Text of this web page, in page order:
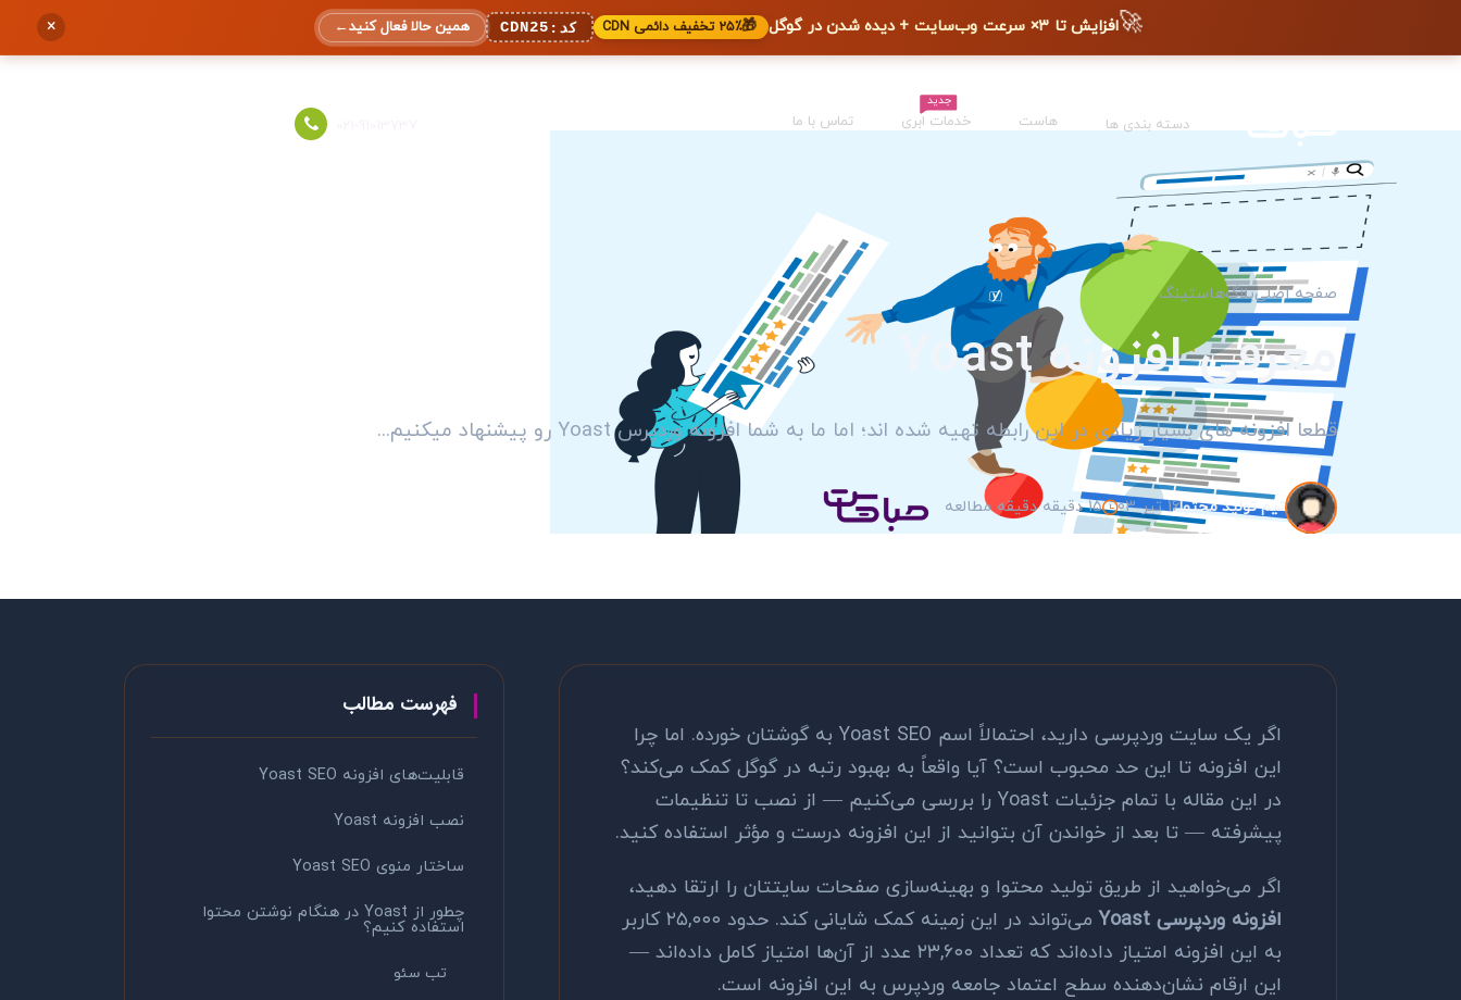
🚀افزایش تا ۳× سرعت وب‌سایت + دیده شدن در گوگل 🎁۲۵٪ تخفیف دائمی CDN کد: CDN25 همین حالا فعال کنید←
×
دسته بندی ها هاست
جدید
خدمات ابری تماس با ما
صفحه اصلیبلاگهاستینگ
معرفی افزونه Yoast
قطعا افزونه های بسیار زیادی در این رابطه تهیه شده اند؛ اما ما به شما افزونه وردپرس Yoast رو پیشنهاد میکنیم...
تیم تولید محتوا16 تیر 03 15 دقیقه دقیقه مطالعه
اگر یک سایت وردپرسی دارید، احتمالاً اسم Yoast SEO به گوشتان خورده. اما چرا
این افزونه تا این حد محبوب است؟ آیا واقعاً به بهبود رتبه در گوگل کمک می‌کند؟
در این مقاله با تمام جزئیات Yoast را بررسی می‌کنیم — از نصب تا تنظیمات
پیشرفته — تا بعد از خواندن آن بتوانید از این افزونه درست و مؤثر استفاده کنید.
اگر می‌خواهید از طریق تولید محتوا و بهینه‌سازی صفحات سایتتان را ارتقا دهید،
افزونه وردپرسی Yoast
می‌تواند در این زمینه کمک شایانی کند. حدود ۲۵,۰۰۰ کاربر
به این افزونه امتیاز داده‌اند که تعداد ۲۳,۶۰۰ عدد از آن‌ها امتیاز کامل داده‌اند —
این ارقام نشان‌دهنده سطح اعتماد جامعه وردپرس به این افزونه است.
فهرست مطالب
قابلیت‌های افزونه Yoast SEO
نصب افزونه Yoast
ساختار منوی Yoast SEO
چطور از Yoast در هنگام نوشتن محتوا
استفاده کنیم؟
تب سئو